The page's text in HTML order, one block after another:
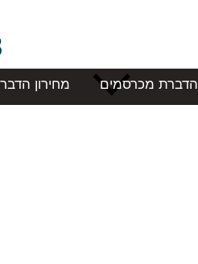
הדברת מכרסמים מחירון